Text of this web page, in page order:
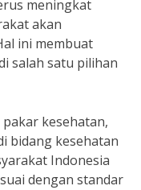
meningkat
akan
ini membuat
salah satu pilihan
kesehatan,
bidang kesehatan
Indonesia
dengan standar